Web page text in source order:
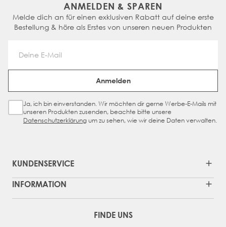
ANMELDEN & SPAREN
Melde dich an für einen exklusiven Rabatt auf deine erste
Bestellung & höre als Erstes von unseren neuen Produkten
Email Address
Anmelden
Sign Up Checkbox
Ja, ich bin einverstanden. Wir möchten dir gerne Werbe-E-Mails mit
unseren Produkten zusenden, beachte bitte unsere
Datenschutzerklärungum zu sehen, wie wir deine Daten verwalten.
KUNDENSERVICE
INFORMATION
FINDE UNS